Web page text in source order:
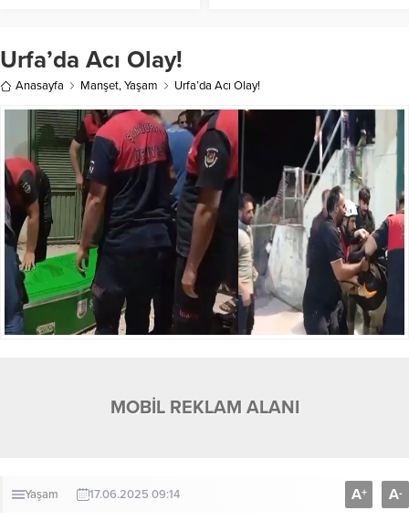
Urfa’da Acı Olay!
Anasayfa Manşet,Yaşam Urfa’da Acı Olay!
MOBİL REKLAM ALANI
Yaşam 17.06.2025 09:14 A+ A-